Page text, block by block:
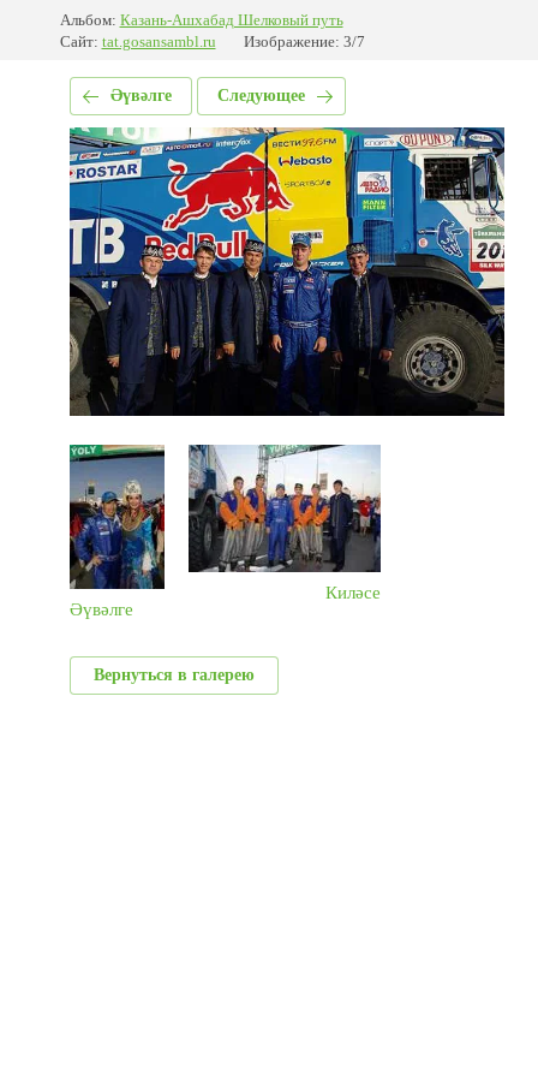
Альбом: Казань-Ашхабад Шелковый путь
Сайт: tat.gosansambl.ru Изображение: 3/7
Әүвәлге Следующее
Әүвәлге
Киләсе
Вернуться в галерею